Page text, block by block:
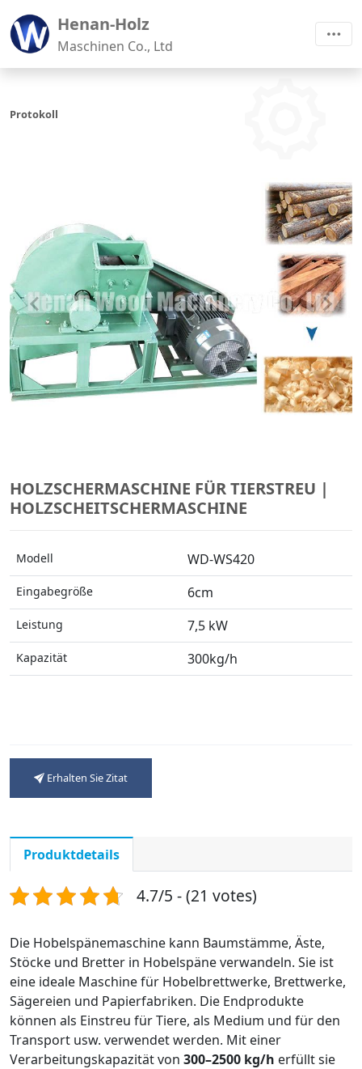
Henan-Holz
Maschinen Co., Ltd
Protokoll
HOLZSCHERMASCHINE FÜR TIERSTREU |
HOLZSCHEITSCHERMASCHINE
Modell WD-WS420
Eingabegröße 6cm
Leistung 7,5 kW
Kapazität 300kg/h
Erhalten Sie Zitat
Produktdetails
4.7/5 - (21 votes)
Die Hobelspänemaschine kann Baumstämme, Äste,
Stöcke und Bretter in Hobelspäne verwandeln. Sie ist
eine ideale Maschine für Hobelbrettwerke, Brettwerke,
Sägereien und Papierfabriken. Die Endprodukte
können als Einstreu für Tiere, als Medium und für den
Transport usw. verwendet werden. Mit einer
Verarbeitungskapazität von 300–2500 kg/h erfüllt sie